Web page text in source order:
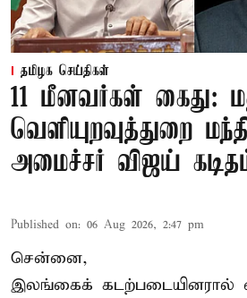
தமிழக செய்திகள்
11 மீனவர்கள் கைது:
வெளியுறவுத்துறை
அமைச்சர் விஜய்
Published on: 06 Aug 2026, 2:47 pm
சென்னை,
இலங்கைக் கடற்படையினரால்